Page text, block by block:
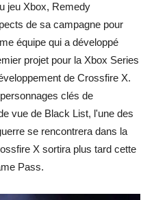
jeu Xbox, Remedy
de sa campagne pour
équipe qui a développé
projet pour la Xbox Series
de Crossfire X.
clés de
vue de Black List, l'une des
se rencontrera dans la
X sortira plus tard cette
Pass.